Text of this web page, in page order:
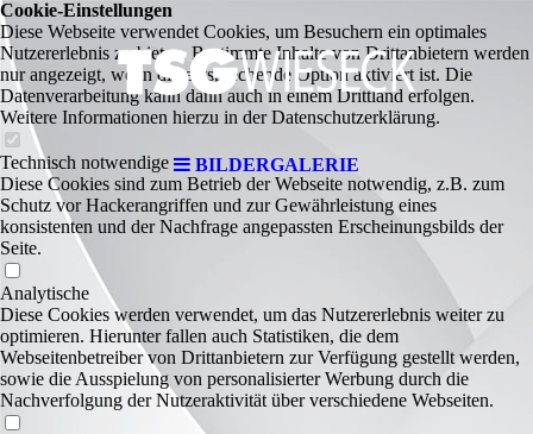
BILDERGALERIE
Cookie-Einstellungen
Diese Webseite verwendet Cookies, um Besuchern ein optimales
Nutzererlebnis zu bieten. Bestimmte Inhalte von Drittanbietern werden
nur angezeigt, wenn die entsprechende Option aktiviert ist. Die
Datenverarbeitung kann dann auch in einem Drittland erfolgen.
Weitere Informationen hierzu in der Datenschutzerklärung.
Technisch notwendige
Diese Cookies sind zum Betrieb der Webseite notwendig, z.B. zum
Schutz vor Hackerangriffen und zur Gewährleistung eines
konsistenten und der Nachfrage angepassten Erscheinungsbilds der
Seite.
Analytische
Diese Cookies werden verwendet, um das Nutzererlebnis weiter zu
optimieren. Hierunter fallen auch Statistiken, die dem
Webseitenbetreiber von Drittanbietern zur Verfügung gestellt werden,
sowie die Ausspielung von personalisierter Werbung durch die
Nachverfolgung der Nutzeraktivität über verschiedene Webseiten.